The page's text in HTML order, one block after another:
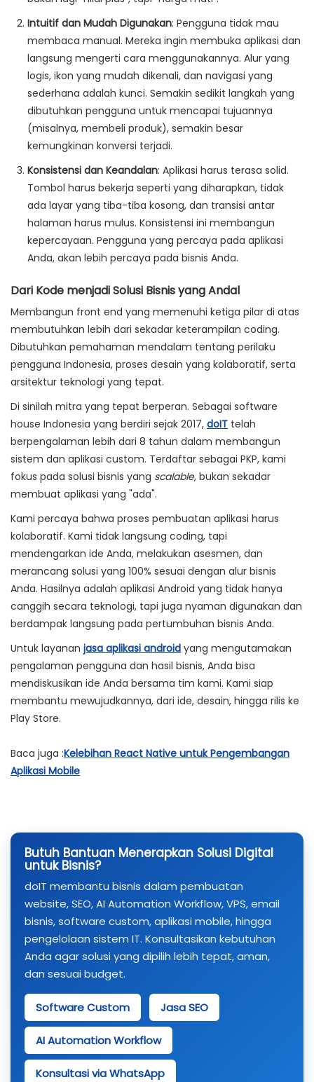
Intuitif dan Mudah Digunakan: Pengguna tidak mau
membaca manual. Mereka ingin membuka aplikasi dan
langsung mengerti cara menggunakannya. Alur yang
logis, ikon yang mudah dikenali, dan navigasi yang
sederhana adalah kunci. Semakin sedikit langkah yang
dibutuhkan pengguna untuk mencapai tujuannya
(misalnya, membeli produk), semakin besar
kemungkinan konversi terjadi.
Konsistensi dan Keandalan: Aplikasi harus terasa solid.
Tombol harus bekerja seperti yang diharapkan, tidak
ada layar yang tiba-tiba kosong, dan transisi antar
halaman harus mulus. Konsistensi ini membangun
kepercayaan. Pengguna yang percaya pada aplikasi
Anda, akan lebih percaya pada bisnis Anda.
Dari Kode menjadi Solusi Bisnis yang Andal
Membangun front end yang memenuhi ketiga pilar di atas
membutuhkan lebih dari sekadar keterampilan coding.
Dibutuhkan pemahaman mendalam tentang perilaku
pengguna Indonesia, proses desain yang kolaboratif, serta
arsitektur teknologi yang tepat.
Di sinilah mitra yang tepat berperan. Sebagai software
house Indonesia yang berdiri sejak 2017, doIT telah
berpengalaman lebih dari 8 tahun dalam membangun
sistem dan aplikasi custom. Terdaftar sebagai PKP, kami
fokus pada solusi bisnis yang scalable, bukan sekadar
membuat aplikasi yang "ada".
Kami percaya bahwa proses pembuatan aplikasi harus
kolaboratif. Kami tidak langsung coding, tapi
mendengarkan ide Anda, melakukan asesmen, dan
merancang solusi yang 100% sesuai dengan alur bisnis
Anda. Hasilnya adalah aplikasi Android yang tidak hanya
canggih secara teknologi, tapi juga nyaman digunakan dan
berdampak langsung pada pertumbuhan bisnis Anda.
Untuk layanan jasa aplikasi android yang mengutamakan
pengalaman pengguna dan hasil bisnis, Anda bisa
mendiskusikan ide Anda bersama tim kami. Kami siap
membantu mewujudkannya, dari ide, desain, hingga rilis ke
Play Store.
Baca juga :Kelebihan React Native untuk Pengembangan
Aplikasi Mobile
Butuh Bantuan Menerapkan Solusi Digital
untuk Bisnis?
doIT membantu bisnis dalam pembuatan
website, SEO, AI Automation Workflow, VPS, email
bisnis, software custom, aplikasi mobile, hingga
pengelolaan sistem IT. Konsultasikan kebutuhan
Anda agar solusi yang dipilih lebih tepat, aman,
dan sesuai budget.
Software Custom Jasa SEO
AI Automation Workflow
Konsultasi via WhatsApp